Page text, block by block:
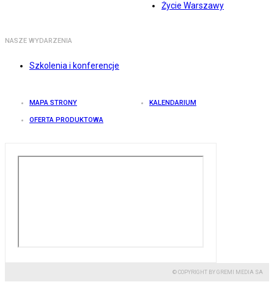
Życie Warszawy
NASZE WYDARZENIA
Szkolenia i konferencje
MAPA STRONY KALENDARIUM
OFERTA PRODUKTOWA
© COPYRIGHT BY GREMI MEDIA SA